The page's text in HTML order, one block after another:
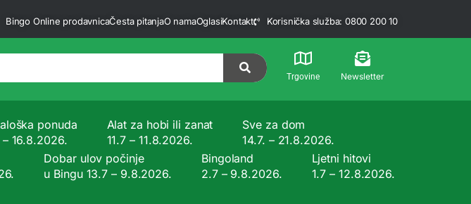
Bingo Online prodavnicaČesta pitanjaO namaOglasiKontakt Korisnička služba: 0800 200 10
Trgovine Newsletter
ponuda
16.8.2026.
Alat za hobi ili zanat
11.7 – 11.8.2026.
Sve za dom
14.7. – 21.8.2026.
Dobar ulov počinje
u Bingu 13.7 – 9.8.2026.
Bingoland
2.7 – 9.8.2026.
Ljetni hitovi
1.7 – 12.8.2026.